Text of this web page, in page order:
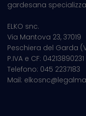
gardesana
ELKO snc.
Via Mantova 23, 37019
Peschiera del Garda
P.IVA e CF: 04213890231
Telefono: 045 2237183
Mail: